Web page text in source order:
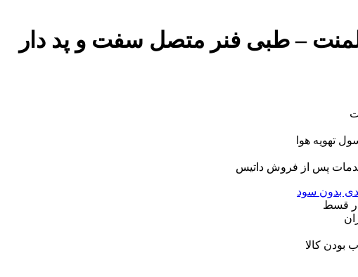
– طبی فنر متصل سفت و پد دار
تهویه هوا
بدون سود
قسط
کالا